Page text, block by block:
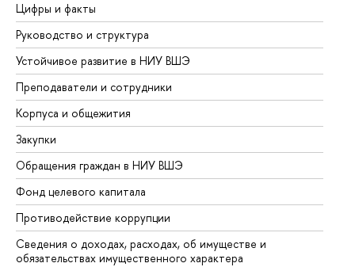
Цифры и факты
Руководство и структура
Устойчивое развитие в НИУ ВШЭ
Преподаватели и сотрудники
Корпуса и общежития
Закупки
Обращения граждан в НИУ ВШЭ
Фонд целевого капитала
Противодействие коррупции
Сведения о доходах, расходах, об имуществе и
обязательствах имущественного характера